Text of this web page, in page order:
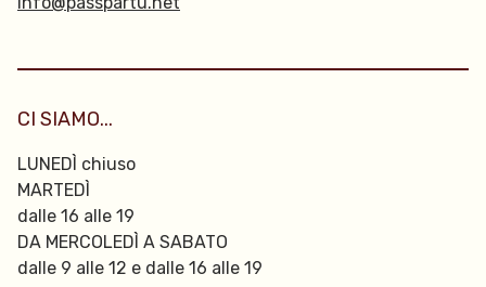
CI SIAMO...
LUNEDÌ chiuso
MARTEDÌ
dalle 16 alle 19
DA MERCOLEDÌ A SABATO
dalle 9 alle 12 e dalle 16 alle 19